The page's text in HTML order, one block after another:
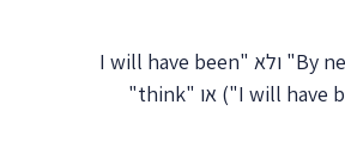
עם פעלים אלה, נשתמש ב-Future Perfect במקום ב-Future Perfect Continuous. לדוגמה, נאמר "By next year, I will have known him for 10 years" ולא "I will have been
knowing him". החריג לכלל זה הוא כאשר הפועל משנה משמעות בצורה המתמשכת – למשל, "have" במשמעות של חוויה ("I will have been having a great time") או "think"